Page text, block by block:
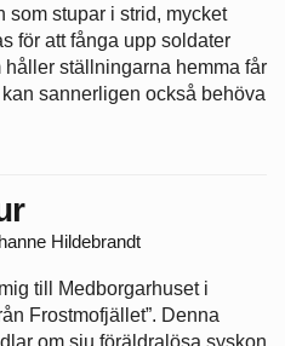
som stupar i strid, mycket
för att fånga upp soldater
ställningarna hemma får
sannerligen också behöva
Hildebrandt
till Medborgarhuset i
Frostmofjället”. Denna
om sju föräldralösa syskon